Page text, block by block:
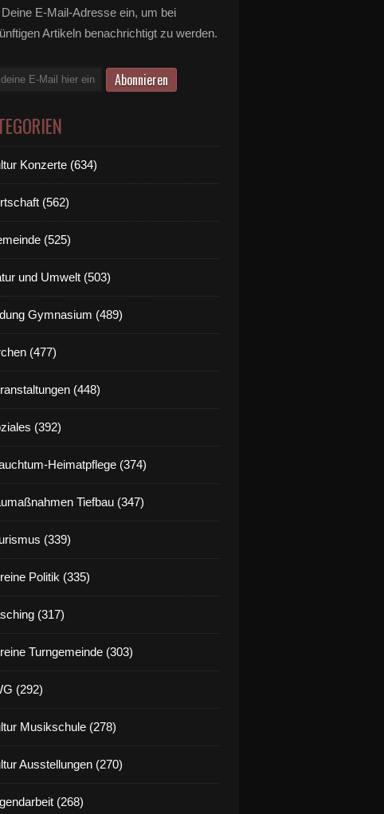
E-Mail-Adresse ein, um bei
Artikeln benachrichtigt zu werden.
Konzerte (634)
(562)
(525)
und Umwelt (503)
Gymnasium (489)
(477)
(448)
(392)
Heimatpflege (374)
Tiefbau (347)
(339)
Politik (335)
(317)
Turngemeinde (303)
(292)
Musikschule (278)
Ausstellungen (270)
(268)